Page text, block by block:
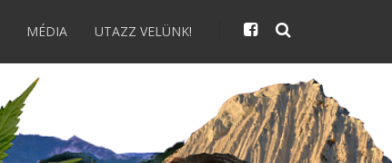
MÉDIA UTAZZ VELÜNK!